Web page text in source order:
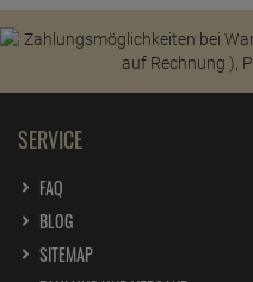
SERVICE
FAQ
BLOG
SITEMAP